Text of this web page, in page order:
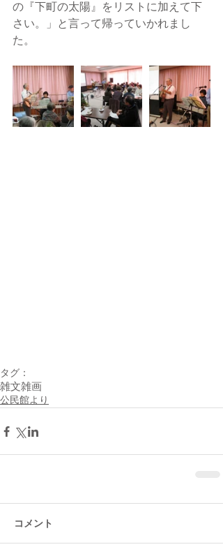
の『下町の太陽』をリストに加えて下
さい。」と言って帰っていかれまし
た。
タグ：
雑文雑画
公民館より
コメント